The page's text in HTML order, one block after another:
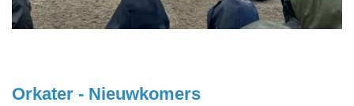
Orkater - Nieuwkomers